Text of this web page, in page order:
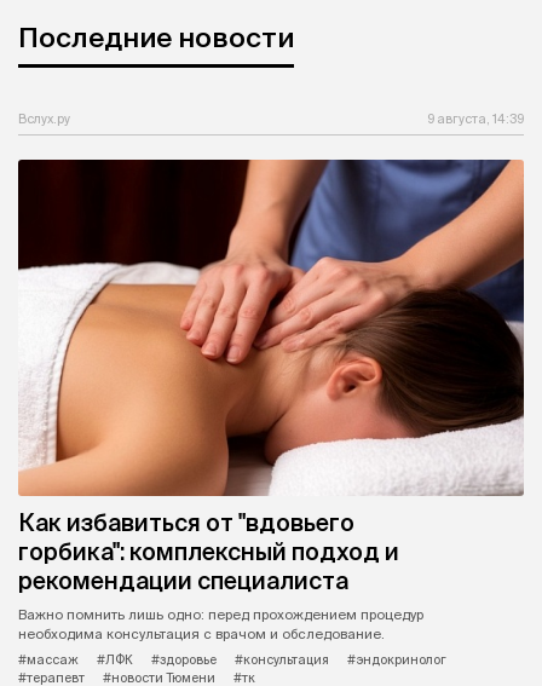
Последние новости
Вслух.ру 9 августа, 14:39
Как избавиться от "вдовьего
горбика": комплексный подход и
рекомендации специалиста
Важно помнить лишь одно: перед прохождением процедур
необходима консультация с врачом и обследование.
#массаж
#ЛФК #здоровье #консультация
#эндокринолог
#терапевт
#новости Тюмени #тк